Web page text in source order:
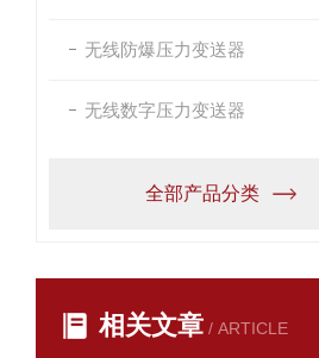
无线防爆压力变送器
无线数字压力变送器
全部产品分类
相关文章 / ARTICLE